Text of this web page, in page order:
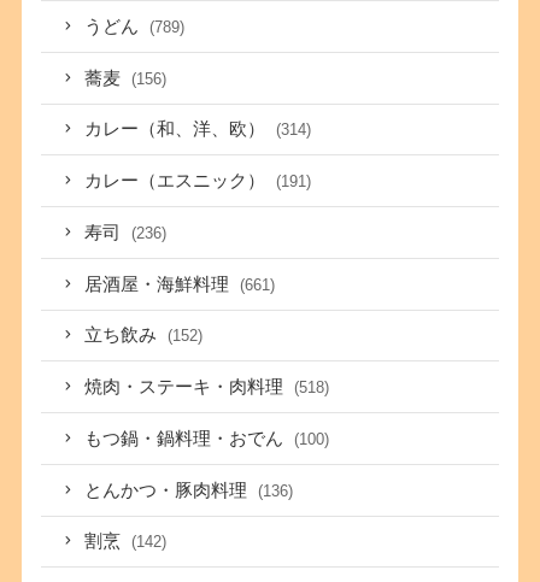
うどん (789)
蕎麦 (156)
カレー（和、洋、欧） (314)
カレー（エスニック） (191)
寿司 (236)
居酒屋・海鮮料理 (661)
立ち飲み (152)
焼肉・ステーキ・肉料理 (518)
もつ鍋・鍋料理・おでん (100)
とんかつ・豚肉料理 (136)
割烹 (142)